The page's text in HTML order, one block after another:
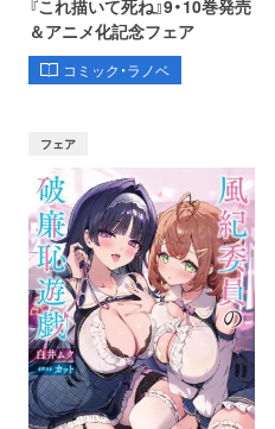
『これ描いて死ね』9・10巻発売
＆アニメ化記念フェア
コミック・ラノベ
フェア